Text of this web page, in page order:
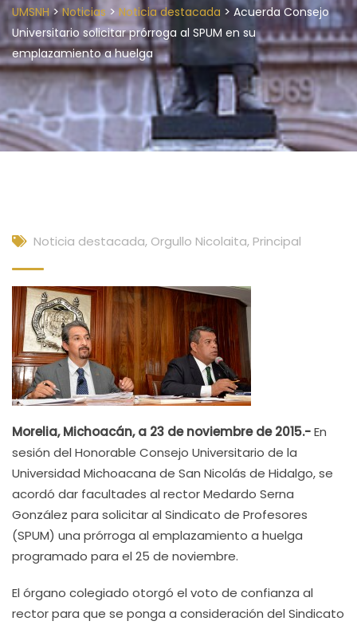
UMSNH> Noticias > Noticia destacada > Acuerda Consejo
Universitario solicitar prórroga al SPUM en su
emplazamiento a huelga
Noticia destacada, Orgullo Nicolaita, Principal
Morelia, Michoacán, a 23 de noviembre de 2015.-En
sesión del Honorable Consejo Universitario de la
Universidad Michoacana de San Nicolás de Hidalgo, se
acordó dar facultades al rector Medardo Serna
González para solicitar al Sindicato de Profesores
(SPUM) una prórroga al emplazamiento a huelga
programado para el 25 de noviembre.
El órgano colegiado otorgó el voto de confianza al
rector para que se ponga a consideración del Sindicato